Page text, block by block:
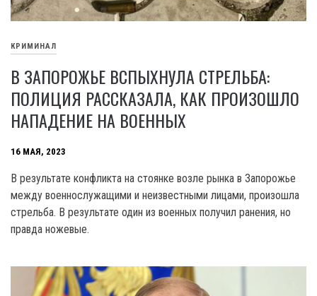
КРИМИНАЛ
В ЗАПОРОЖЬЕ ВСПЫХНУЛА СТРЕЛЬБА:
ПОЛИЦИЯ РАССКАЗАЛА, КАК ПРОИЗОШЛО
НАПАДЕНИЕ НА ВОЕННЫХ
16 МАЯ, 2023
В результате конфликта на стоянке возле рынка в Запорожье
между военнослужащими и неизвестными лицами, произошла
стрельба. В результате один из военных получил ранения, но
правда ножевые.